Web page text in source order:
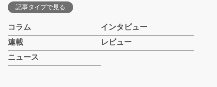
記事タイプで見る
コラム
インタビュー
連載
レビュー
ニュース